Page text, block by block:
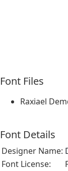
Font Files
Raxiael
Font Details
Designer Name:
Font License: